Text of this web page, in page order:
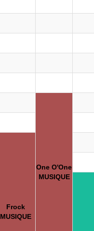
One O'One
MUSIQUE
Frock
MUSIQUE